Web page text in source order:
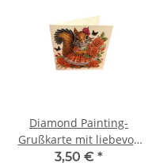
Diamond Painting-
Grußkarte mit liebevoll
gestaltetem
3,50 € *